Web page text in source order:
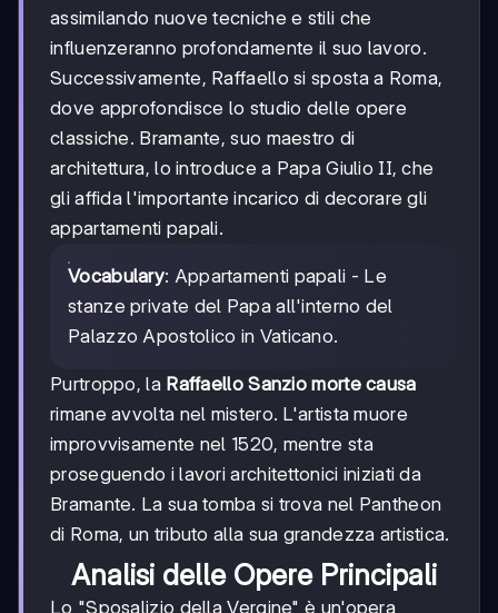
assimilando nuove tecniche e stili che
influenzeranno profondamente il suo lavoro.
Successivamente, Raffaello si sposta a Roma,
dove approfondisce lo studio delle opere
classiche. Bramante, suo maestro di
architettura, lo introduce a Papa Giulio II, che
gli affida l'importante incarico di decorare gli
appartamenti papali.
Vocabulary: Appartamenti papali - Le
stanze private del Papa all'interno del
Palazzo Apostolico in Vaticano.
Purtroppo, la Raffaello Sanzio morte causa
rimane avvolta nel mistero. L'artista muore
improvvisamente nel 1520, mentre sta
proseguendo i lavori architettonici iniziati da
Bramante. La sua tomba si trova nel Pantheon
di Roma, un tributo alla sua grandezza artistica.
Analisi delle Opere Principali
Lo "Sposalizio della Vergine" è un'opera